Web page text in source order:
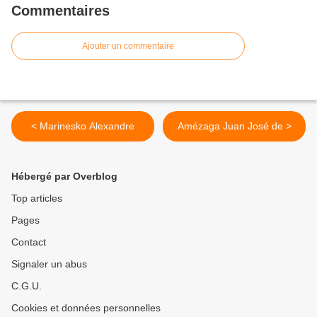
Commentaires
Ajouter un commentaire
< Marinesko Alexandre Amézaga Juan José de >
Hébergé par Overblog
Top articles
Pages
Contact
Signaler un abus
C.G.U.
Cookies et données personnelles